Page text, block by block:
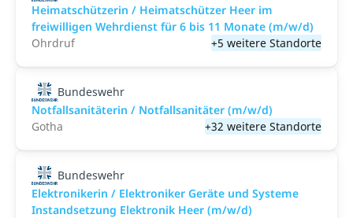
Heimatschützerin / Heimatschützer Heer im
freiwilligen Wehrdienst für 6 bis 11 Monate (m/w/d)
Ohrdruf
+5 weitere Standorte
Bundeswehr
Notfallsanitäterin / Notfallsanitäter (m/w/d)
Gotha
+32 weitere Standorte
Bundeswehr
Elektronikerin / Elektroniker Geräte und Systeme
Instandsetzung Elektronik Heer (m/w/d)